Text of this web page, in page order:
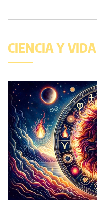
CIENCIA Y VIDA